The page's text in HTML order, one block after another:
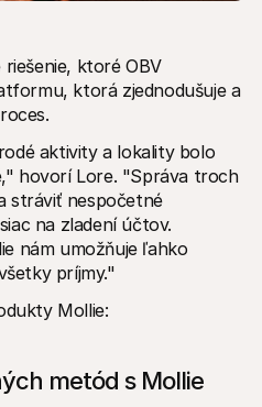
ktoré OBV
ktorá zjednodušuje a
aktivity a lokality bolo
hovorí Lore. "Správa troch
stráviť nespočetné
na zladení účtov.
nám umožňuje ľahko
príjmy."
Mollie:
metód s Mollie